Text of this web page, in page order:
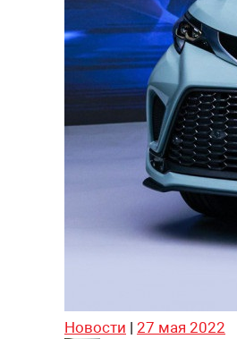
Новости | 27 мая 2022